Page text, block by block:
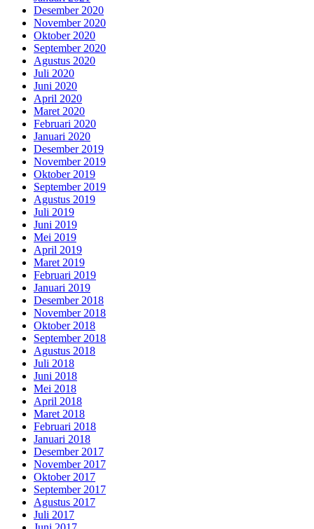
Desember 2020
November 2020
Oktober 2020
September 2020
Agustus 2020
Juli 2020
Juni 2020
April 2020
Maret 2020
Februari 2020
Januari 2020
Desember 2019
November 2019
Oktober 2019
September 2019
Agustus 2019
Juli 2019
Juni 2019
Mei 2019
April 2019
Maret 2019
Februari 2019
Januari 2019
Desember 2018
November 2018
Oktober 2018
September 2018
Agustus 2018
Juli 2018
Juni 2018
Mei 2018
April 2018
Maret 2018
Februari 2018
Januari 2018
Desember 2017
November 2017
Oktober 2017
September 2017
Agustus 2017
Juli 2017